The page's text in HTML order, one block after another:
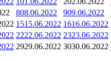
808.06.2022 909.06.2022
1515.06.2022 1616.06.2022
2222.06.2022 2323.06.2022
2929.06.2022 3030.06.2022